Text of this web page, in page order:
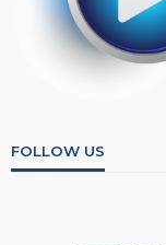
FOLLOW US